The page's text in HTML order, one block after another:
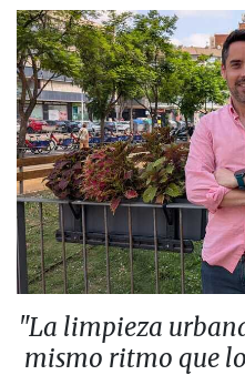
"La limpieza
mismo ritmo que